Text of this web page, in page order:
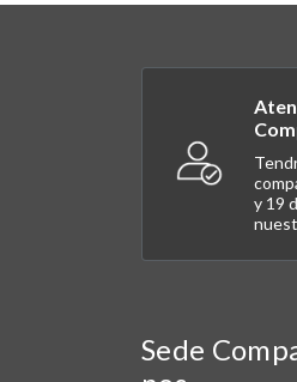
y 19
Sede